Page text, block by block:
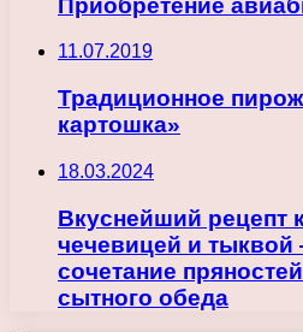
11.07.2019
Традиционное
картошка»
18.03.2024
Вкуснейший рецепт
чечевицей и
сочетание
сытного обеда